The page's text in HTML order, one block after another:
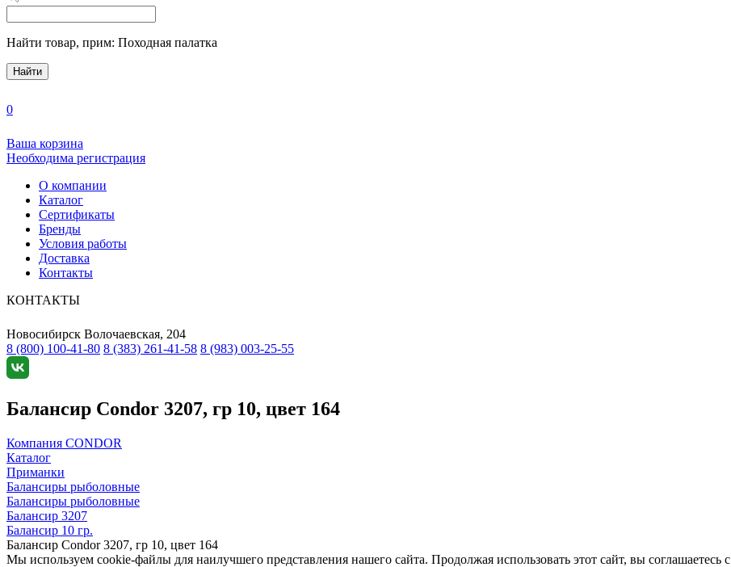
Найти товар, прим: Походная палатка
Найти
0
Ваша корзина
Необходима регистрация
О компании
Каталог
Сертификаты
Бренды
Условия работы
Доставка
Контакты
КОНТАКТЫ
Новосибирск Волочаевская, 204
8 (800) 100-41-80 8 (383) 261-41-58 8 (983) 003-25-55
Балансир Condor 3207, гр 10, цвет 164
Компания CONDOR
Каталог
Приманки
Балансиры рыболовные
Балансиры рыболовные
Балансир 3207
Балансир 10 гр.
Балансир Condor 3207, гр 10, цвет 164
Мы используем cookie-файлы для наилучшего представления нашего сайта. Продолжая использовать этот сайт, вы соглашаетесь c